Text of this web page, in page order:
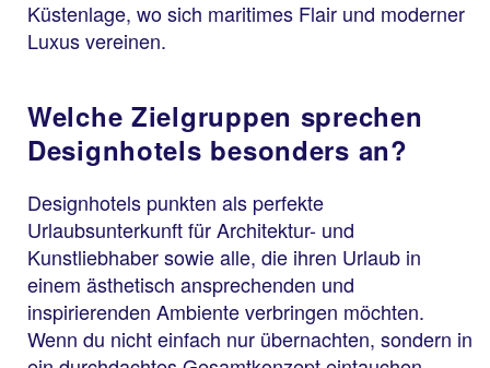
Küstenlage, wo sich maritimes Flair und moderner
Luxus vereinen.
Welche Zielgruppen sprechen
Designhotels besonders an?
Designhotels punkten als perfekte
Urlaubsunterkunft für Architektur- und
Kunstliebhaber sowie alle, die ihren Urlaub in
einem ästhetisch ansprechenden und
inspirierenden Ambiente verbringen möchten.
Wenn du nicht einfach nur übernachten, sondern in